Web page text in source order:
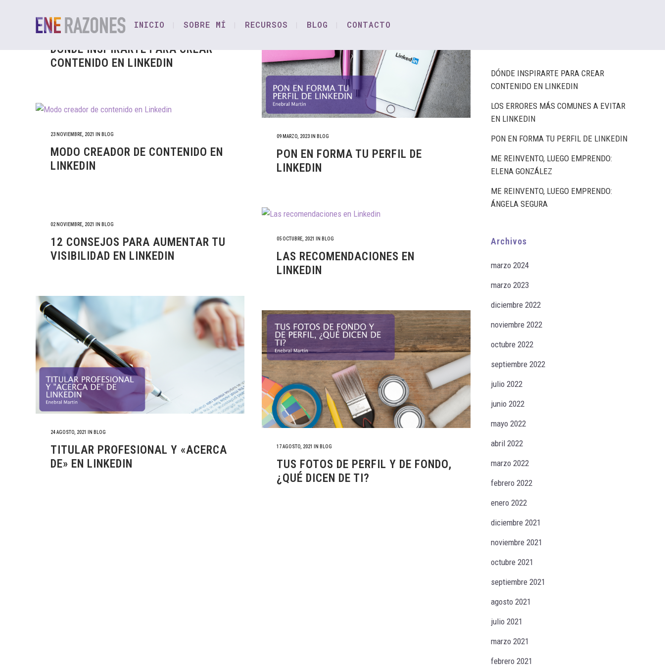
INICIO SOBRE MÍ RECURSOS BLOG CONTACTO
12 MARZO, 2024 INBLOG
DÓNDE INSPIRARTE PARA CREAR
CONTENIDO EN LINKEDIN
09 MARZO, 2023 IN BLOG
PON EN FORMA TU PERFIL DE
LINKEDIN
23 NOVIEMBRE, 2021 IN BLOG
MODO CREADOR DE CONTENIDO EN
LINKEDIN
02 NOVIEMBRE, 2021 IN BLOG
12 CONSEJOS PARA AUMENTAR TU
VISIBILIDAD EN LINKEDIN
05 OCTUBRE, 2021 IN BLOG
LAS RECOMENDACIONES EN
LINKEDIN
24 AGOSTO, 2021 IN BLOG
TITULAR PROFESIONAL Y «ACERCA
DE» EN LINKEDIN
17 AGOSTO, 2021 IN BLOG
TUS FOTOS DE PERFIL Y DE FONDO,
¿QUÉ DICEN DE TI?
DÓNDE INSPIRARTE PARA CREAR
CONTENIDO EN LINKEDIN
LOS ERRORES MÁS COMUNES A EVITAR
EN LINKEDIN
PON EN FORMA TU PERFIL DE LINKEDIN
ME REINVENTO, LUEGO EMPRENDO:
ELENA GONZÁLEZ
ME REINVENTO, LUEGO EMPRENDO:
ÁNGELA SEGURA
Archivos
marzo 2024
marzo 2023
diciembre 2022
noviembre 2022
octubre 2022
septiembre 2022
julio 2022
junio 2022
mayo 2022
abril 2022
marzo 2022
febrero 2022
enero 2022
diciembre 2021
noviembre 2021
octubre 2021
septiembre 2021
agosto 2021
julio 2021
marzo 2021
febrero 2021